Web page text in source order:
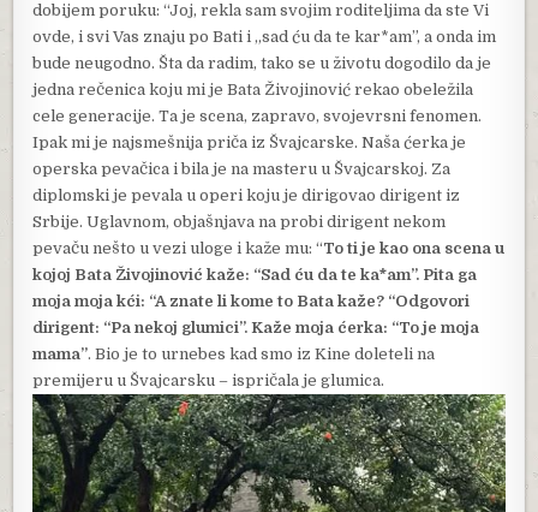
dobijem poruku: “Joj, rekla sam svojim roditeljima da ste Vi
ovde, i svi Vas znaju po Bati i „sad ću da te kar*am”, a onda im
bude neugodno. Šta da radim, tako se u životu dogodilo da je
jedna rečenica koju mi je Bata Živojinović rekao obeležila
cele generacije. Ta je scena, zapravo, svojevrsni fenomen.
Ipak mi je najsmešnija priča iz Švajcarske. Naša ćerka je
operska pevačica i bila je na masteru u Švajcarskoj. Za
diplomski je pevala u operi koju je dirigovao dirigent iz
Srbije. Uglavnom, objašnjava na probi dirigent nekom
pevaču nešto u vezi uloge i kaže mu: “To ti je kao ona scena u
kojoj Bata Živojinović kaže: “Sad ću da te ka*am”. Pita ga
moja moja kći: “A znate li kome to Bata kaže? “Odgovori
dirigent: “Pa nekoj glumici”. Kaže moja ćerka: “To je moja
mama”. Bio je to urnebes kad smo iz Kine doleteli na
premijeru u Švajcarsku – ispričala je glumica.